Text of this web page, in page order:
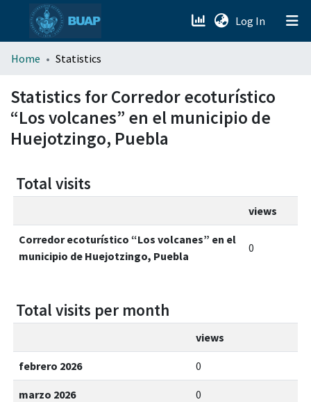
Log In (current)
menu.section.about_menu
All of DSpace
Home Statistics
Statistics for Corredor ecoturístico
“Los volcanes” en el municipio de
Huejotzingo, Puebla
Total visits
views
Corredor ecoturístico “Los volcanes” en el
municipio de Huejotzingo, Puebla
0
Total visits per month
views
febrero 2026 0
marzo 2026 0